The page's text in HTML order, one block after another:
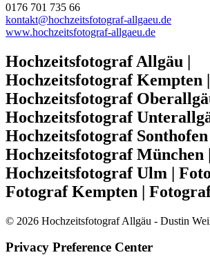
0176 701 735 66
kontakt@hochzeitsfotograf-allgaeu.de
www.hochzeitsfotograf-allgaeu.de
Hochzeitsfotograf Allgäu |
Hochzeitsfotograf Kempten |
Hochzeitsfotograf
Hochzeitsfotograf
Hochzeitsfotograf Sonthofen
Hochzeitsfotograf München |
Hochzeitsfotograf Ulm |
Fotograf Kempten |
© 2026 Hochzeitsfotograf Allgäu - Dustin
Privacy Preference Center